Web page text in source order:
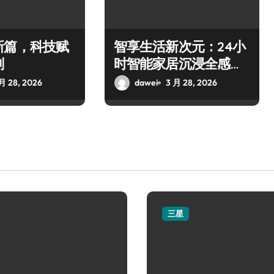
，科技赋
28, 2026
智享生活新次元：24小
时智能家居沉浸全感体
验
dawei 3 月 28, 2026
三星